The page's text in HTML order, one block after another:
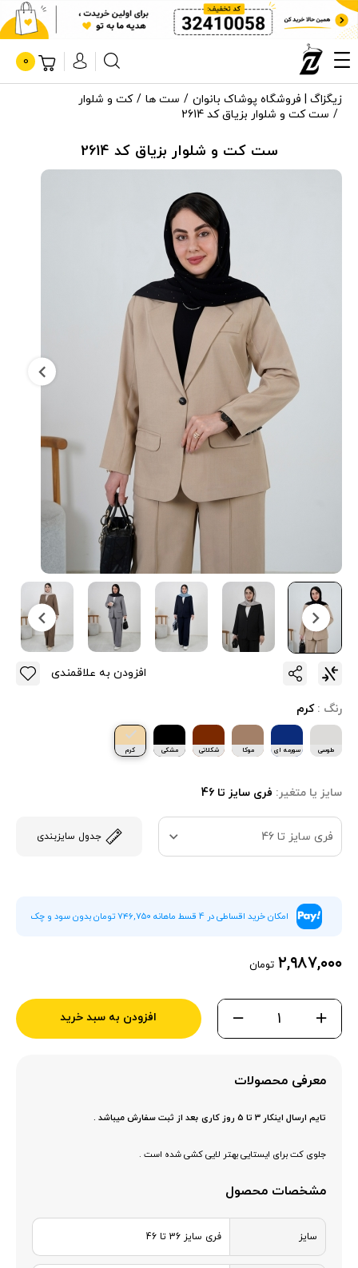
0
زیگزاگ | فروشگاه پوشاک بانوان ست ها
کت و شلوار
ست کت و شلوار بزیاق کد 2614
رنگ :کرم
طوسی سورمه ای موکا شکلاتی مشکی کرم
سایز یا متغیر: فری سایز تا 46
فری سایز تا 46 جدول سایزبندی
امکان خرید اقساطی در 4 قسط ماهانه ۷۴۶,۷۵۰ تومان بدون سود و چک
۲,۹۸۷,۰۰۰ تومان
افزودن به سبد خرید
ست کت و شلوار بزیاق کد 2614
افزودن به علاقمندی
معرفی محصولات
تایم ارسال اینکار 3 تا 5 روز کاری بعد از ثبت سفارش میباشد .
جلوی کت برای ایستایی بهتر لایی کشی شده است .
مشخصات محصول
سایز فری سایز 36 تا 46